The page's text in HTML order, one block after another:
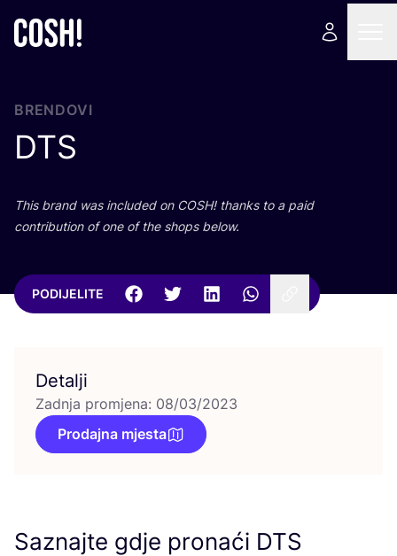
BRENDOVI
DTS
This brand was inclu­ded on COSH! than­ks to a paid
con­tri­bu­ti­on of one of the shops below.
PODIJELITE
Detalji
Zadnja promjena: 08/03/2023
Prodajna mjesta
Saznajte gdje pronaći DTS